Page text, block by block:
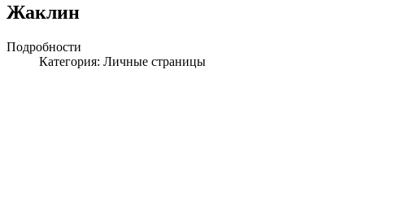
Жаклин
Подробности
Категория: Личные страницы